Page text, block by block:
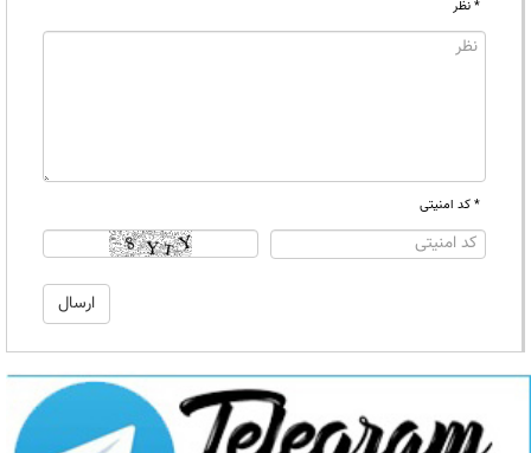
* نظر
* کد امنیتی